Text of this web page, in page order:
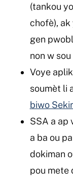
(tankou
chofè),
gen
non w sou
Voye
soumèt li
biwo
SSA a ap
a ba ou
dokiman
pou mete